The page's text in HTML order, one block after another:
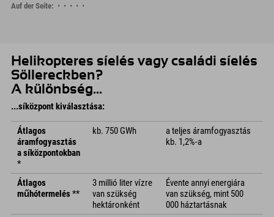
Auf der Seite:
Helikopteres síelés vagy családi síelés
Söllereckben?
A különbség...
...síközpont kiválasztása:
Átlagos
áramfogyasztás
a síközpontokban
*
kb. 750 GWh
a teljes áramfogyasztás
kb. 1,2%-a
Átlagos
műhótermelés**
3 millió liter vízre
van szükség
hektáronként
Évente annyi energiára
van szükség, mint 500
000 háztartásnak